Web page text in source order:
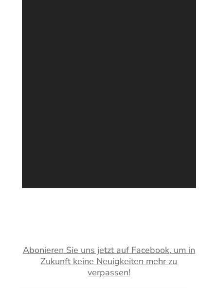
Abonieren Sie uns jetzt auf Facebook, um in
Zukunft keine Neuigkeiten mehr zu
verpassen!